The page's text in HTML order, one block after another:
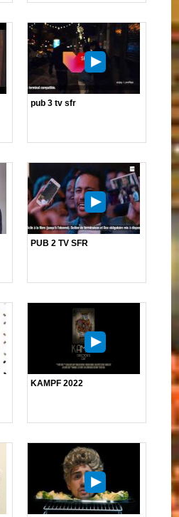
pub 3 tv sfr
PUB 2 TV SFR
KAMPF 2022